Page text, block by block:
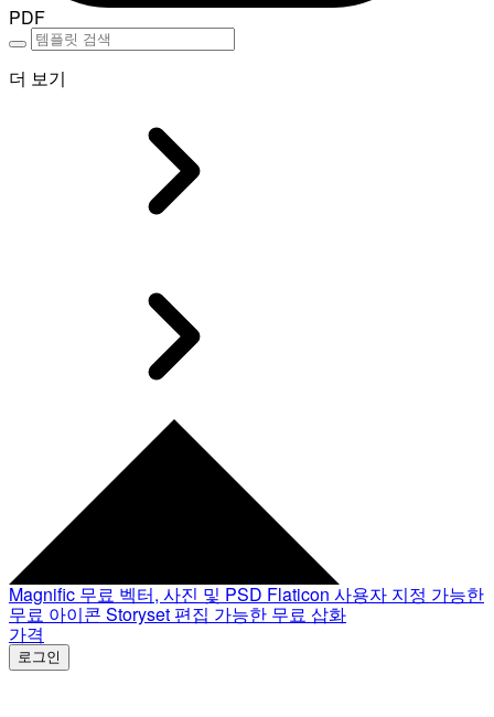
PDF
더 보기
Magnific 무료 벡터, 사진 및 PSD Flaticon 사용자 지정 가능한
무료 아이콘 Storyset 편집 가능한 무료 삽화
가격
로그인